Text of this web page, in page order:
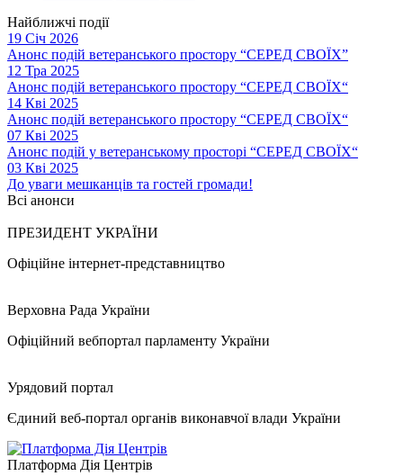
Найближчі події
19 Січ 2026
Анонс подій ветеранського простору “СЕРЕД СВОЇХ”
12 Тра 2025
Анонс подій ветеранського простору “СЕРЕД СВОЇХ“
14 Кві 2025
Анонс подій ветеранського простору “СЕРЕД СВОЇХ“
07 Кві 2025
Анонс подій у ветеранському просторі “СЕРЕД СВОЇХ“
03 Кві 2025
До уваги мешканців та гостей громади!
Всі анонси
ПРЕЗИДЕНТ УКРАЇНИ
Офіційне інтернет-представництво
Верховна Рада України
Офіційний вебпортал парламенту України
Урядовий портал
Єдиний веб-портал органів виконавчої влади України
Платформа Дія Центрів